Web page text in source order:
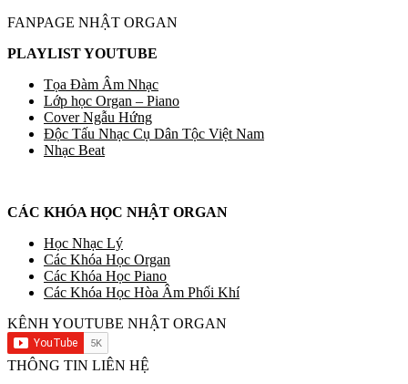
FANPAGE NHẬT ORGAN
PLAYLIST YOUTUBE
Tọa Đàm Âm Nhạc
Lớp học Organ – Piano
Cover Ngẫu Hứng
Độc Tấu Nhạc Cụ Dân Tộc Việt Nam
Nhạc Beat
CÁC KHÓA HỌC NHẬT ORGAN
Học Nhạc Lý
Các Khóa Học Organ
Các Khóa Học Piano
Các Khóa Học Hòa Âm Phối Khí
KÊNH YOUTUBE NHẬT ORGAN
THÔNG TIN LIÊN HỆ